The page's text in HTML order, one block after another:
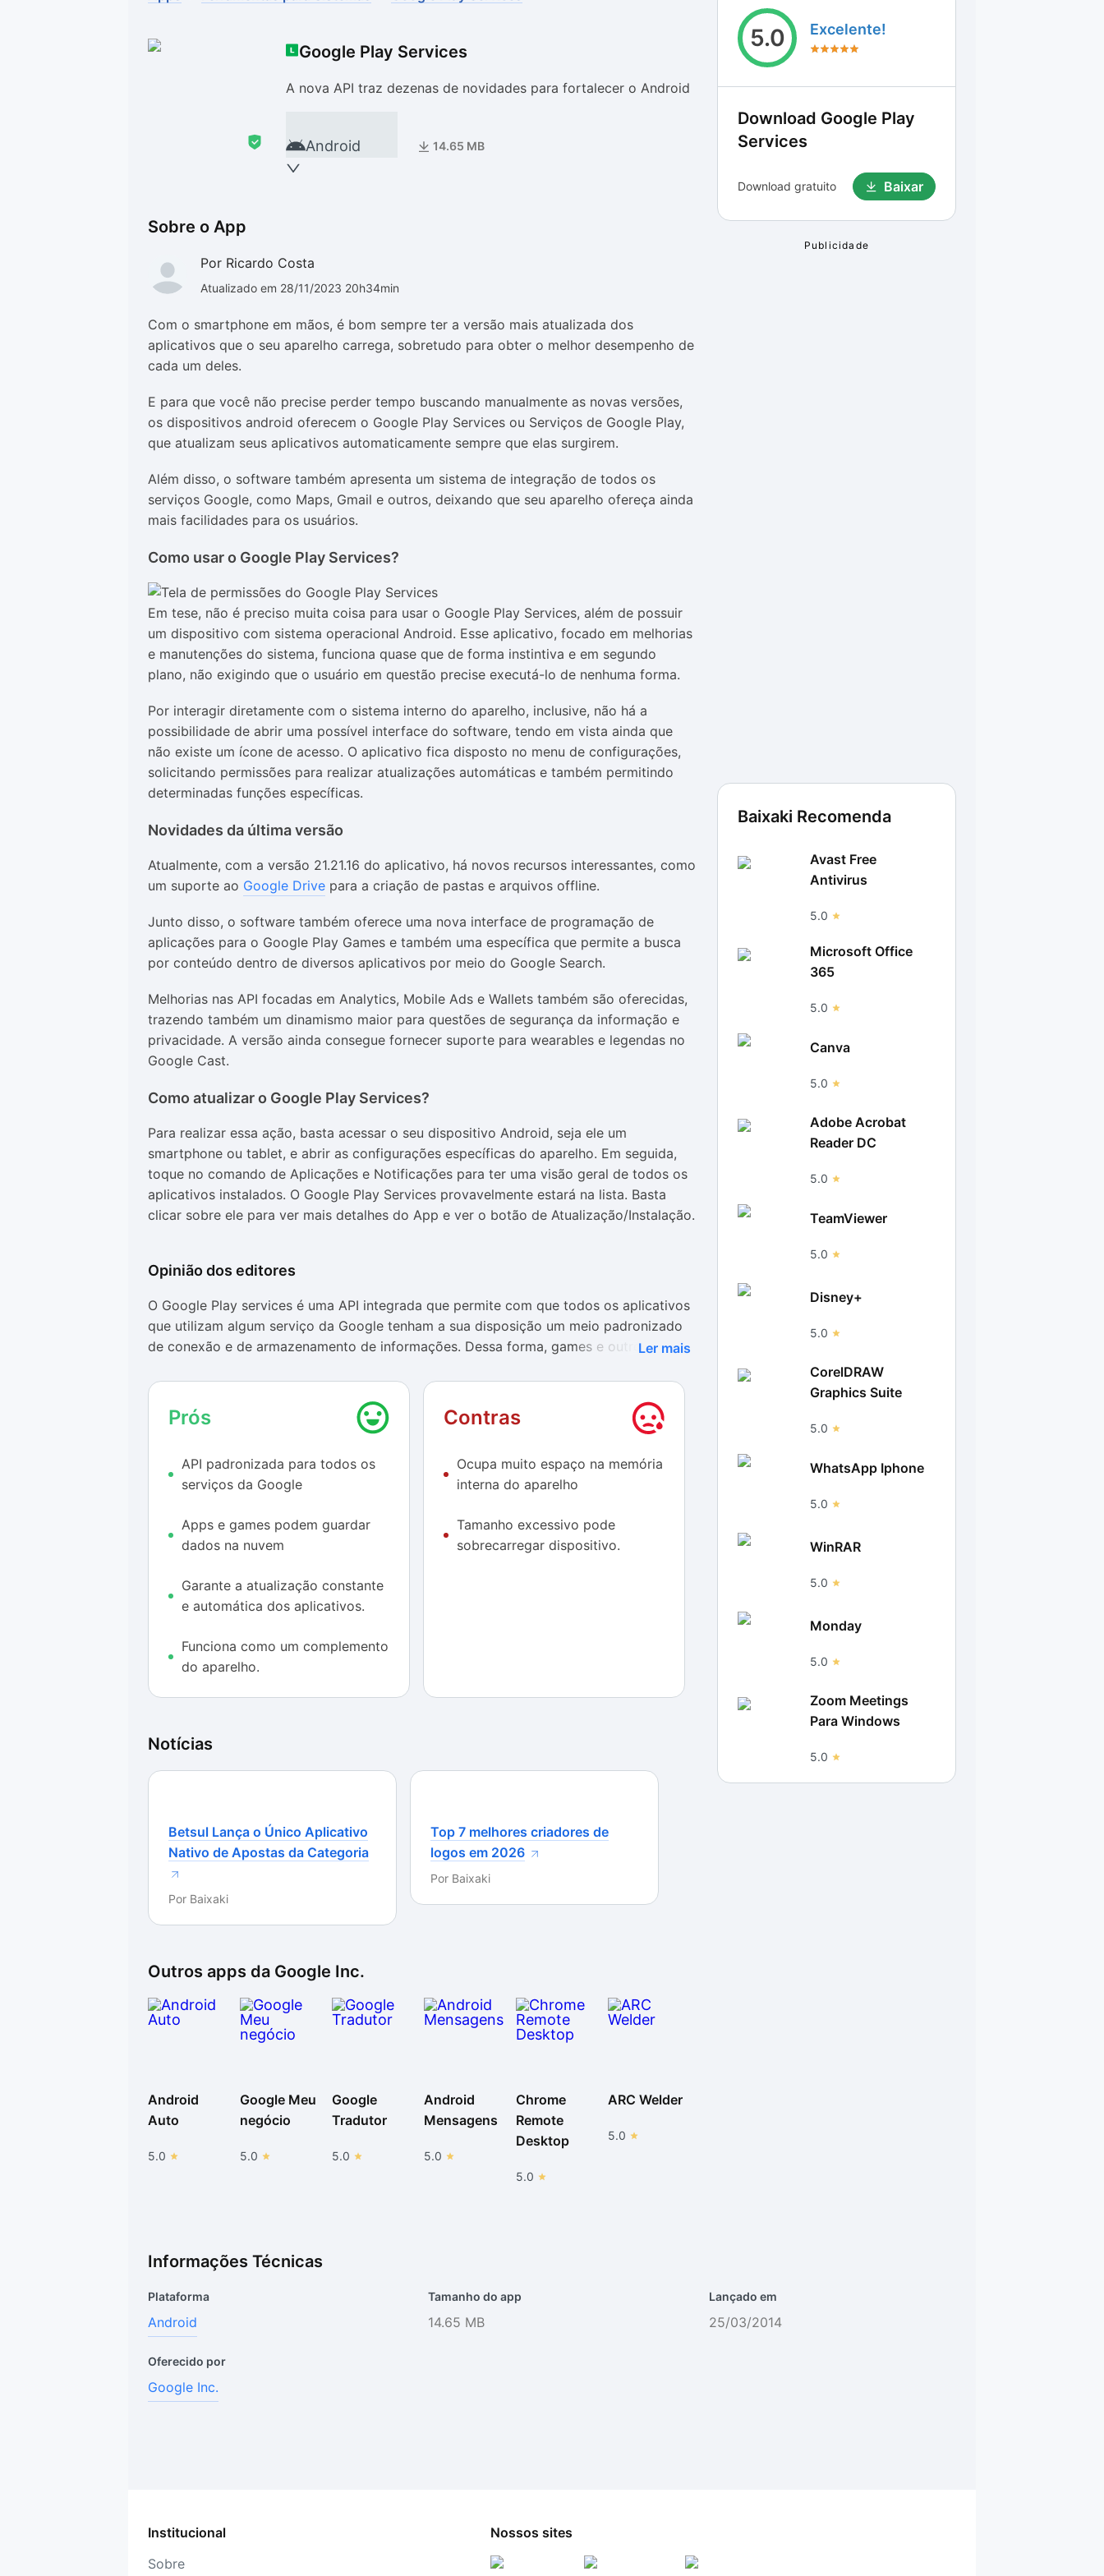
Google Play Services
A nova API traz dezenas de novidades para fortalecer o Android
Android 14.65 MB
Sobre o App
Por Ricardo Costa
Atualizado em 28/11/2023 20h34min
Com o smartphone em mãos, é bom sempre ter a versão mais atualizada dos
aplicativos que o seu aparelho carrega, sobretudo para obter o melhor desempenho de
cada um deles.
E para que você não precise perder tempo buscando manualmente as novas versões,
os dispositivos android oferecem o Google Play Services ou Serviços de Google Play,
que atualizam seus aplicativos automaticamente sempre que elas surgirem.
Além disso, o software também apresenta um sistema de integração de todos os
serviços Google, como Maps, Gmail e outros, deixando que seu aparelho ofereça ainda
mais facilidades para os usuários.
Como usar o Google Play Services?
Em tese, não é preciso muita coisa para usar o Google Play Services, além de possuir
um dispositivo com sistema operacional Android. Esse aplicativo, focado em melhorias
e manutenções do sistema, funciona quase que de forma instintiva e em segundo
plano, não exigindo que o usuário em questão precise executá-lo de nenhuma forma.
Por interagir diretamente com o sistema interno do aparelho, inclusive, não há a
possibilidade de abrir uma possível interface do software, tendo em vista ainda que
não existe um ícone de acesso. O aplicativo fica disposto no menu de configurações,
solicitando permissões para realizar atualizações automáticas e também permitindo
determinadas funções específicas.
Novidades da última versão
Atualmente, com a versão 21.21.16 do aplicativo, há novos recursos interessantes, como
um suporte ao Google Drive para a criação de pastas e arquivos offline.
Junto disso, o software também oferece uma nova interface de programação de
aplicações para o Google Play Games e também uma específica que permite a busca
por conteúdo dentro de diversos aplicativos por meio do Google Search.
Melhorias nas API focadas em Analytics, Mobile Ads e Wallets também são oferecidas,
trazendo também um dinamismo maior para questões de segurança da informação e
privacidade. A versão ainda consegue fornecer suporte para wearables e legendas no
Google Cast.
Como atualizar o Google Play Services?
Para realizar essa ação, basta acessar o seu dispositivo Android, seja ele um
smartphone ou tablet, e abrir as configurações específicas do aparelho. Em seguida,
toque no comando de Aplicações e Notificações para ter uma visão geral de todos os
aplicativos instalados. O Google Play Services provavelmente estará na lista. Basta
clicar sobre ele para ver mais detalhes do App e ver o botão de Atualização/Instalação.
Opinião dos editores
O Google Play services é uma API integrada que permite com que todos os aplicativos
que utilizam algum serviço da Google tenham a sua disposição um meio padronizado
de conexão e de armazenamento de informações. Dessa forma, games e outros apps
O aplicativo é instalado automaticamente e, por padrão, ocupa pouco espaço no
sistema. Contudo, dependendo do número de apps que armazenam dados por meio do
trazer problemas para as pessoas que têm aparelhos mais antigos.
exemplo, precisam que o Google Play services esteja instalado, limitando ainda mais o
potencial dos gadgets que sofrem com a falta de espaço.
Conheça o novo visual da Play Store
Ler mais
Prós
API padronizada para todos os
serviços da Google
Apps e games podem guardar
dados na nuvem
Garante a atualização constante
e automática dos aplicativos.
Funciona como um complemento
do aparelho.
Contras
Ocupa muito espaço na memória
interna do aparelho
Tamanho excessivo pode
sobrecarregar dispositivo.
Notícias
Betsul Lança o Único Aplicativo
Nativo de Apostas da Categoria
Por Baixaki
Top 7 melhores criadores de
logos em 2026
Por Baixaki
Outros apps da Google Inc.
Android
Auto
5.0
Google Meu
negócio
5.0
Google
Tradutor
5.0
Android
Mensagens
5.0
Chrome
Remote
Desktop
5.0
ARC Welder
5.0
5.0 Excelente!
Download Google Play
Services
Download gratuito Baixar
Baixaki Recomenda
Avast Free
Antivirus
5.0
Microsoft Office
365
5.0
Canva
5.0
Adobe Acrobat
Reader DC
5.0
TeamViewer
5.0
Disney+
5.0
CorelDRAW
Graphics Suite
5.0
WhatsApp Iphone
5.0
WinRAR
5.0
Monday
5.0
Zoom Meetings
Para Windows
5.0
Informações Técnicas
Plataforma
Android
Tamanho do app
14.65 MB
Lançado em
25/03/2014
Oferecido por
Google Inc.
Institucional
Sobre
Nossos sites